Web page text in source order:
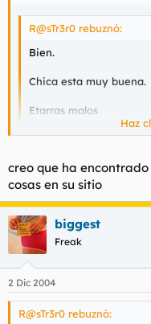
R@sTr3r0 rebuznó:
Bien.
Chica esta muy buena.
Etarras malos
Regimen Franquista
Resumen: Todos son
hasta soltando
sentao la cabeza....
Haz
creo que ha
cosas en su sitio
biggest
Freak
2 Dic 2004
R@sTr3r0 rebuznó: